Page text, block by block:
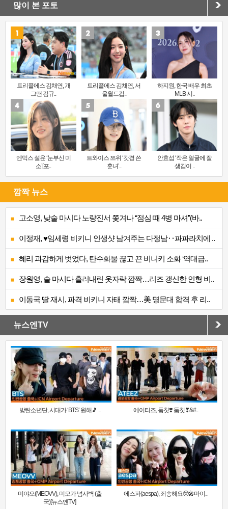
많이 본 포토
트리플에스 김채연, 개
그맨 김규..
트리플에스 김채연, 서
울월드컵..
하지원, 한국 배우 최초
MLB 시..
엔믹스 설윤 ‘눈부신 미
소’[포..
트와이스 쯔위 ‘갓경 쓴
훈녀’..
안효섭 ‘작은 얼굴에 잘
생김이 ..
깜짝 뉴스
고소영, 낮술 마시다 노량진서 쫓겨나 “점심 때 4병 마셔”(바..
이정재, ♥임세령 비키니 인생샷 남겨주는 다정남‥파파라치에 ..
혜리 과감하게 벗었다, 탄수화물 끊고 끈 비니키 소화 ‘역대급..
장원영, 술 마시다 흘러내린 옷자락 깜짝…리즈 갱신한 인형 비..
이동국 딸 재시, 파격 비키니 자태 깜짝…美 명문대 합격 후 리..
뉴스엔TV
방탄소년단, 시대가 ‘BTS’ 원해🎵 .. 에이티즈, 둠칫❣️ 둠칫❣&#..
미야오(MEOVV), 미모가 넘사벽 (출
국)[뉴스엔TV]
에스파(aespa), 죄송해요🥺🎤마이..